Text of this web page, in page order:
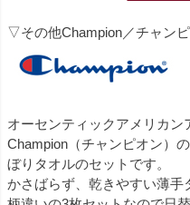
▽その他Champion／チャン
オーセンティックアメリカン
Champion（チャンピオン）
ぼりタオルのセットです。
かさばらず、乾きやすい薄手